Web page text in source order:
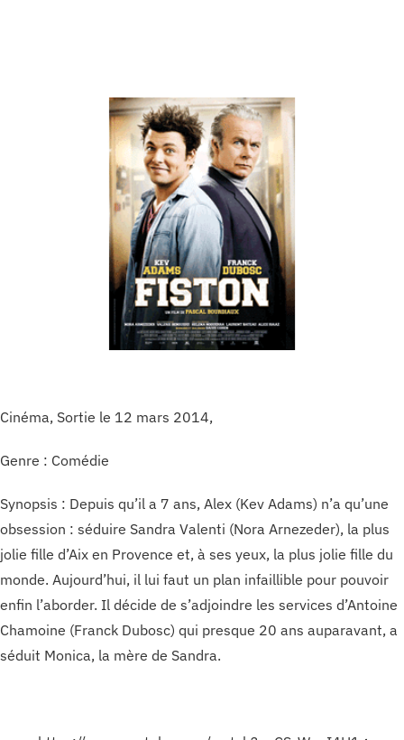
Cinéma, Sortie le 12 mars 2014,
Genre : Comédie
Synopsis : Depuis qu’il a 7 ans, Alex (Kev Adams) n’a qu’une
obsession : séduire Sandra Valenti (Nora Arnezeder), la plus
jolie fille d’Aix en Provence et, à ses yeux, la plus jolie fille du
monde. Aujourd’hui, il lui faut un plan infaillible pour pouvoir
enfin l’aborder. Il décide de s’adjoindre les services d’Antoine
Chamoine (Franck Dubosc) qui presque 20 ans auparavant, a
séduit Monica, la mère de Sandra.